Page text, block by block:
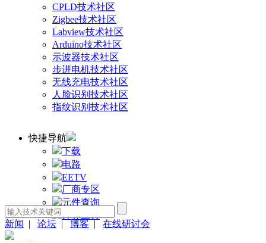
CPLD技术社区
Zigbee技术社区
Labview技术社区
Arduino技术社区
示波器技术社区
步进电机技术社区
无线充电技术社区
人脸识别技术社区
指纹识别技术社区
快捷导航
下载
电路
EETV
厂商专区
元件查询
计算工具
新闻
| 论坛 | 博客 | 在线研讨会